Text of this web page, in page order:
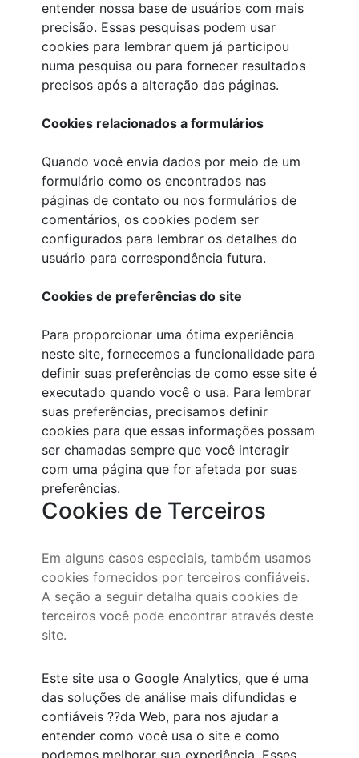
entender nossa base de usuários com mais
precisão. Essas pesquisas podem usar
cookies para lembrar quem já participou
numa pesquisa ou para fornecer resultados
precisos após a alteração das páginas.
Cookies relacionados a formulários
Quando você envia dados por meio de um
formulário como os encontrados nas
páginas de contato ou nos formulários de
comentários, os cookies podem ser
configurados para lembrar os detalhes do
usuário para correspondência futura.
Cookies de preferências do site
Para proporcionar uma ótima experiência
neste site, fornecemos a funcionalidade para
definir suas preferências de como esse site é
executado quando você o usa. Para lembrar
suas preferências, precisamos definir
cookies para que essas informações possam
ser chamadas sempre que você interagir
com uma página que for afetada por suas
preferências.
Cookies de Terceiros
Em alguns casos especiais, também usamos
cookies fornecidos por terceiros confiáveis.
A seção a seguir detalha quais cookies de
terceiros você pode encontrar através deste
site.
Este site usa o Google Analytics, que é uma
das soluções de análise mais difundidas e
confiáveis ??da Web, para nos ajudar a
entender como você usa o site e como